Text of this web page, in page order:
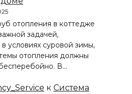
отопления в коттедже
задачей,
условиях суровой зимы,
отопления должны
В…
к Система